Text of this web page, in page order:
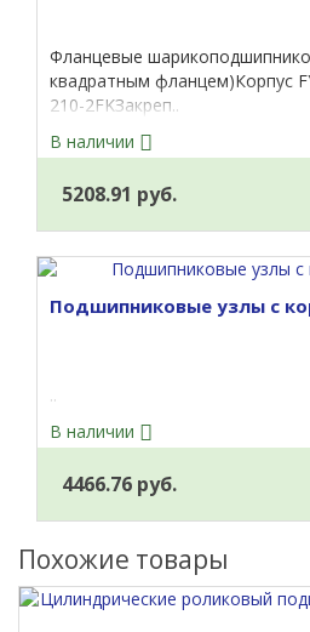
Фланцевые
квадратным фланцем)Корпус
210-2FKЗакреп..
В наличии
5208.91 руб.
Подшипниковые узлы с
..
В наличии
4466.76 руб.
Похожие товары